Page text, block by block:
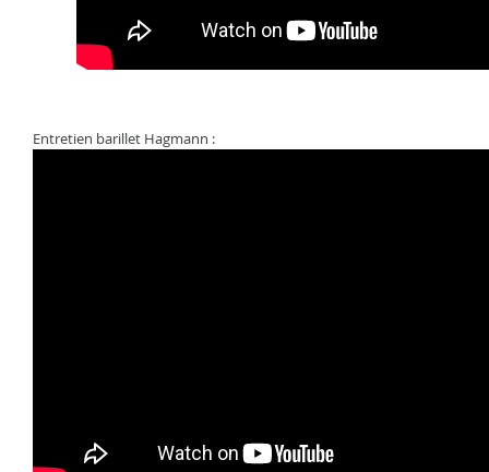
Entretien barillet Hagmann :